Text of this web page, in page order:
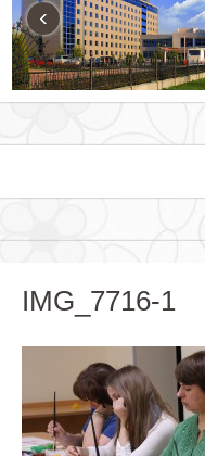
‹
IMG_7716-1